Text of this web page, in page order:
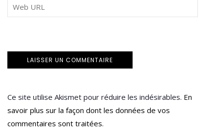
Ce site utilise Akismet pour réduire les indésirables. En
savoir plus sur la façon dont les données de vos
commentaires sont traitées.